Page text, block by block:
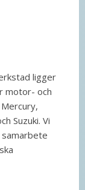
ligger
motor- och
Suzuki. Vi